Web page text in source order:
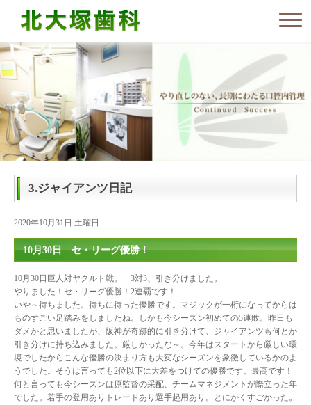
3.ジャイアンツ日記
2020年10月31日 土曜日
10月30日 セ・リーグ優勝！
10月30日巨人対ヤクルト戦。 3対3、引き分けました。
やりました！セ・リーグ優勝！2連覇です！
いや～待ちました。待ちに待った優勝です。マジックが一桁になってからは
ものすごい足踏みをしましたね。しかも今シーズン初めての5連敗。昨日も
ダメかと思いましたが、阪神が奇跡的に引き分けて、ジャイアンツも何とか
引き分けに持ち込みました。厳しかったな～。今年はスタートから厳しい環
境でしたからこんな優勝の決まり方も大変なシーズンを象徴しているかのよ
うでした。そうは言っても2位以下に大差をつけての優勝です。最高です！
何と言っても今シーズンは原監督の采配、チームマネジメントが際立った年
でした。若手の登用ありトレードあり選手起用あり。とにかくすごかった。